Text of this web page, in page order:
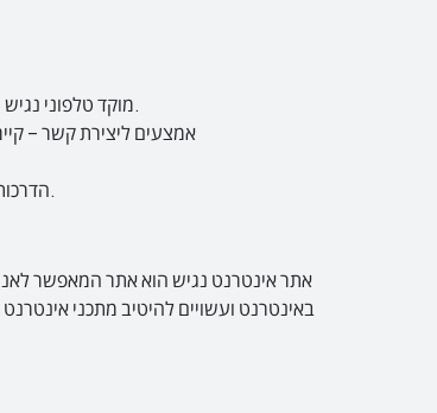
מוקד טלפוני נגיש – המענה אנושי וללא מוסיקת רקע. ניתן ליצור קשר עם מרכז שירות הלקוחות בטלפון 03-7330733 בימים א'-ה' בין השעות 08:00-17:00.
הדרכות עובדים לשירות נגיש - מתקיימות הדרכות להכרת תחום הנגישות, יצירת מודעות בקרב העובדים והקניית כלים מעשיים למתן שירות נגיש.